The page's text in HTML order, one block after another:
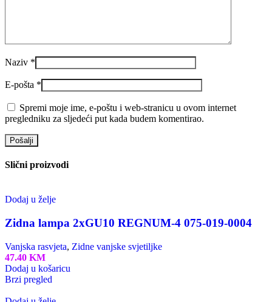
Naziv *
E-pošta *
Spremi moje ime, e-poštu i web-stranicu u ovom internet
pregledniku za sljedeći put kada budem komentirao.
Slični proizvodi
Dodaj u želje
Zidna lampa 2xGU10 REGNUM-4 075-019-0004
Vanjska rasvjeta, Zidne vanjske svjetiljke
47.40 KM
Dodaj u košaricu
Brzi pregled